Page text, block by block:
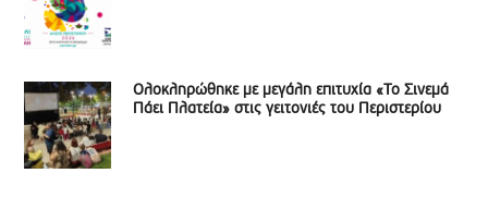
Ολοκληρώθηκε με μεγάλη επιτυχία «Το Σινεμά
Πάει Πλατεία» στις γειτονιές του Περιστερίου